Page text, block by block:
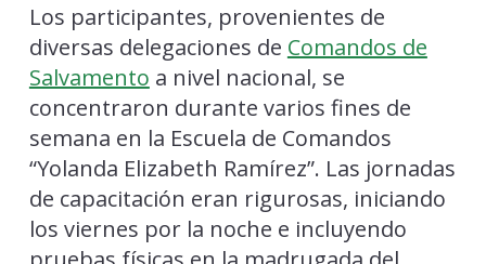
Los participantes, provenientes de
diversas delegaciones de Comandos de
Salvamento a nivel nacional, se
concentraron durante varios fines de
semana en la Escuela de Comandos
“Yolanda Elizabeth Ramírez”. Las jornadas
de capacitación eran rigurosas, iniciando
los viernes por la noche e incluyendo